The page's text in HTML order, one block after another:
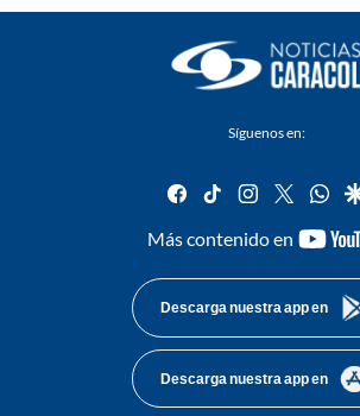
Síguenos en:
facebook
tiktok instagram
twitter
Más contenido en
Descarga nuestra app en
Descarga nuestra app en